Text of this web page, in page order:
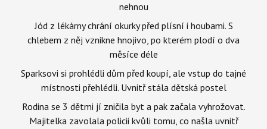
nehnou
Jód z lékárny chrání okurky před plísní i houbami. S
chlebem z něj vznikne hnojivo, po kterém plodí o dva
měsíce déle
Sparksovi si prohlédli dům před koupí, ale vstup do tajné
místnosti přehlédli. Uvnitř stála dětská postel
Rodina se 3 dětmi jí zničila byt a pak začala vyhrožovat.
Majitelka zavolala policii kvůli tomu, co našla uvnitř